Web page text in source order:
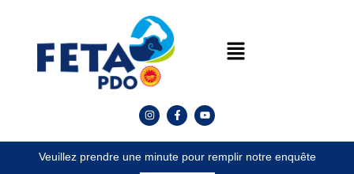
Veuillez prendre une minute pour remplir notre enquête